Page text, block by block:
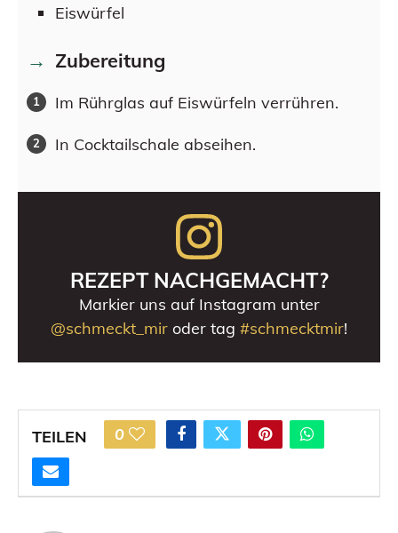
Eiswürfel
Zubereitung
Im Rührglas auf Eiswürfeln verrühren.
In Cocktailschale abseihen.
REZEPT NACHGEMACHT?
Markier uns auf Instagram unter
@schmeckt_mir oder tag #schmecktmir!
TEILEN 0